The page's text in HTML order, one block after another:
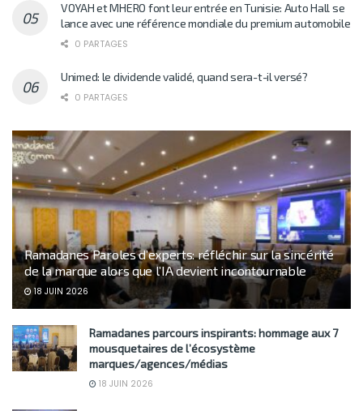
VOYAH et MHERO font leur entrée en Tunisie: Auto Hall se
lance avec une référence mondiale du premium automobile
0 PARTAGES
Unimed: le dividende validé, quand sera-t-il versé?
0 PARTAGES
Ramadanes Paroles d’experts: réfléchir sur la sincérité
de la marque alors que l’IA devient incontournable
18 JUIN 2026
Ramadanes parcours inspirants: hommage aux 7
mousquetaires de l’écosystème
marques/agences/médias
18 JUIN 2026